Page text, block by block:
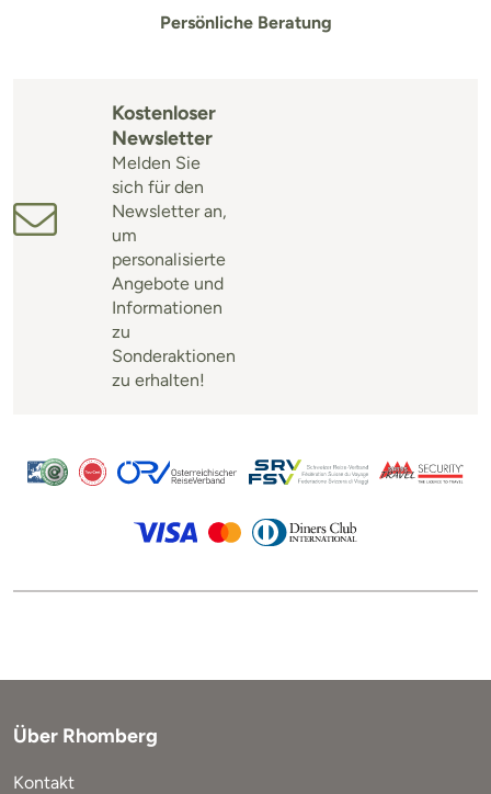
Persönliche Beratung
Kostenloser
Newsletter
Melden Sie
sich für den
Newsletter an,
um
personalisierte
Angebote und
Informationen
zu
Sonderaktionen
zu erhalten!
Über Rhomberg
Kontakt